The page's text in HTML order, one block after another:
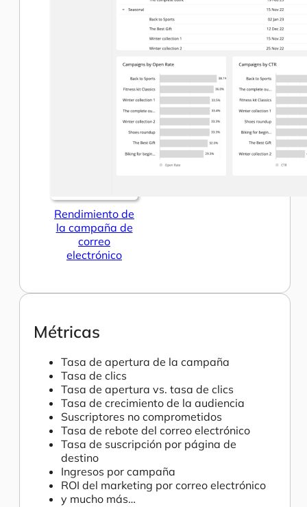
Rendimiento de
la campaña de
correo
electrónico
Métricas
Tasa de apertura de la campaña
Tasa de clics
Tasa de apertura vs. tasa de clics
Tasa de crecimiento de la audiencia
Suscriptores no comprometidos
Tasa de rebote del correo electrónico
Tasa de suscripción por página de
destino
Ingresos por campaña
ROI del marketing por correo electrónico
y mucho más…